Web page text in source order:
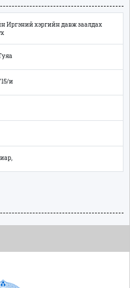
Иргэний хэргийн давж заалдах
и